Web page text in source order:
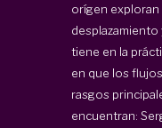
orígen exploran
desplazamiento
tiene en la
en que los
rasgos
encuentran: